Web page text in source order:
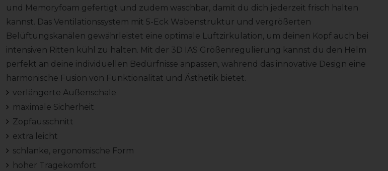
und Memoryfoam gefertigt und zudem waschbar, damit du dich jederzeit frisch halten
kannst. Das Ventilationssystem mit 5-Eck Wabenstruktur und vergrößerten
Belüftungskanälen gewährleistet eine optimale Luftzirkulation, um deinen Kopf auch bei
intensiven Ritten kühl zu halten. Mit der 3D IAS Größenregulierung kannst du den Helm
perfekt an deine individuellen Bedürfnisse anpassen, während das innovative Design eine
harmonische Fusion von Funktionalität und Ästhetik bietet.
verlängerte Außenschale
maximale Sicherheit
Zopfausschnitt
extra leicht
schlanke, ergonomische Form
hoher Tragekomfort